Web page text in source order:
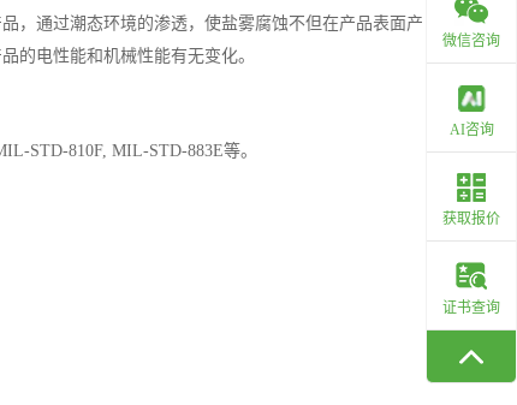
微信咨询
AI咨询
获取报价
证书查询
，通过潮态环境的渗透，使盐雾腐蚀不但在产品表面产
的电性能和机械性能有无变化。
STD-810F, MIL-STD-883E等。